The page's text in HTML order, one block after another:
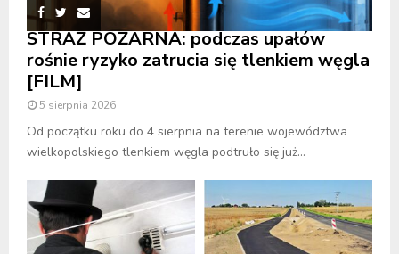
STRAŻ POŻARNA: podczas upałów
rośnie ryzyko zatrucia się tlenkiem węgla
[FILM]
5 sierpnia 2026
Od początku roku do 4 sierpnia na terenie województwa
wielkopolskiego tlenkiem węgla podtruło się już...